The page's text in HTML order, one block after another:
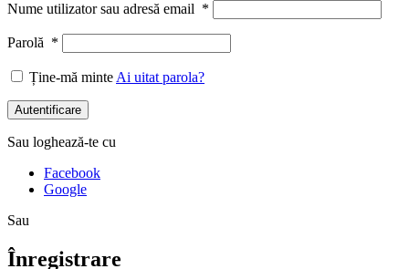
Nume utilizator sau adresă email *
Parolă *
Ține-mă minte Ai uitat parola?
Autentificare
Sau loghează-te cu
Facebook
Google
Sau
Înregistrare